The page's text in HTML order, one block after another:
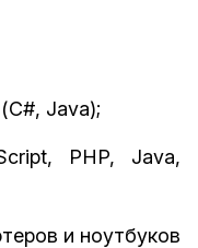
Java);
PHP, Java,
и ноутбуков